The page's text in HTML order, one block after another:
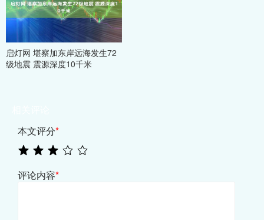
启灯网 堪察加东岸远海发生72
级地震 震源深度10千米
本文评分*
评论内容*